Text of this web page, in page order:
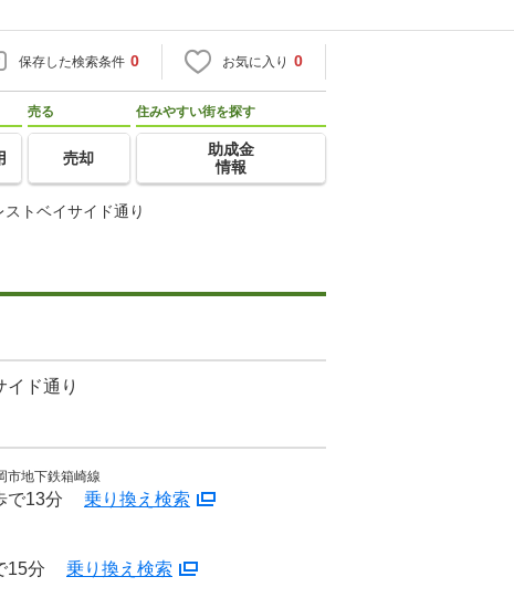
保存した検索条件 0 お気に入り 0
売る
売却
住みやすい街を探す
助成金
情報
ストベイサイド通り
イド通り
地下鉄箱崎線
で13分 乗り換え検索
15分 乗り換え検索